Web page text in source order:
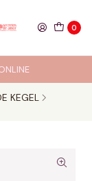
0
KEGEL